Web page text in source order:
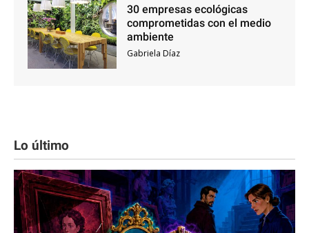
30 empresas ecológicas
comprometidas con el medio
ambiente
Gabriela Díaz
Lo último